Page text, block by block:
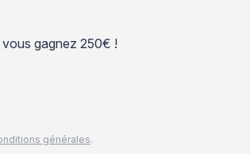
gagnez 250€ !
générales.